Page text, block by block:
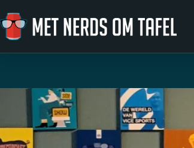
Ga naar de inhoud